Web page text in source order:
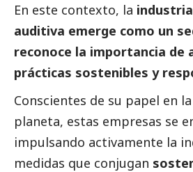
En este contexto, la
auditiva emerge como un
reconoce la importancia de
prácticas sostenibles y
Conscientes de su papel en
planeta, estas empresas se
impulsando activamente la
medidas que conjugan